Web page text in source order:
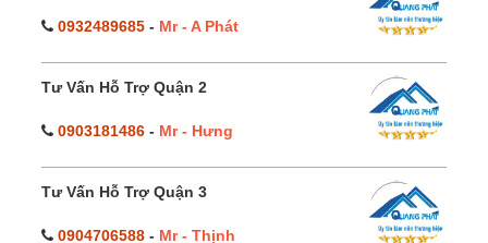
0932489685 - Mr - A Phát
Tư Vấn Hỗ Trợ Quận 2
0903181486 - Mr - Hưng
Tư Vấn Hỗ Trợ Quận 3
0904706588 - Mr - Thịnh